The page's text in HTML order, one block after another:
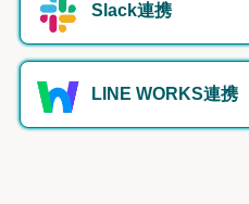
Slack連携
LINE WORKS連携